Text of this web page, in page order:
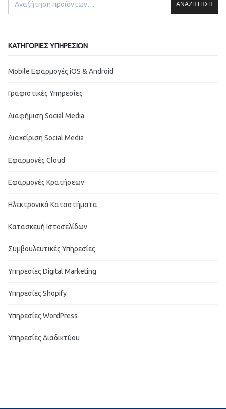
ΑΝΑΖΉΤΗΣΗ
ΚΑΤΗΓΟΡΊΕΣ ΥΠΗΡΕΣΙΏΝ
Mobile Εφαρμογές iOS & Android
Γραφιστικές Υπηρεσίες
Διαφήμιση Social Media
Διαχείριση Social Media
Εφαρμογές Cloud
Εφαρμογές Κρατήσεων
Ηλεκτρονικά Καταστήματα
Κατασκευή Ιστοσελίδων
Συμβουλευτικές Υπηρεσίες
Υπηρεσίες Digital Marketing
Υπηρεσίες Shopify
Υπηρεσίες WordPress
Υπηρεσίες Διαδικτύου